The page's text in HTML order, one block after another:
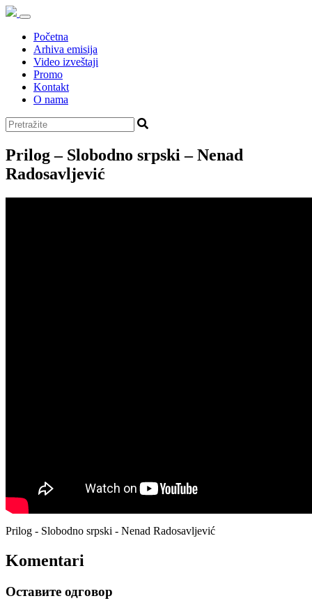
Početna
Arhiva emisija
Video izveštaji
Promo
Kontakt
O nama
Prilog – Slobodno srpski – Nenad
Radosavljević
Prilog - Slobodno srpski - Nenad Radosavljević
Komentari
Оставите одговор